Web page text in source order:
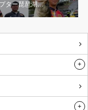
ター琵琶湖…